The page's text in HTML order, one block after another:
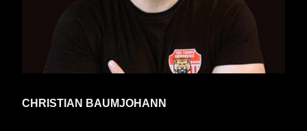
CHRISTIAN BAUMJOHANN